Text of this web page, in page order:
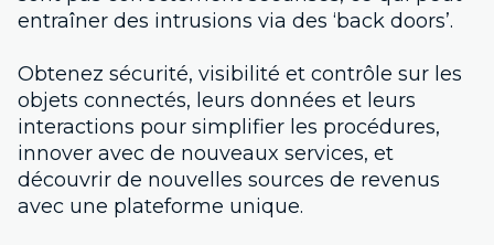
entraîner des intrusions via des ‘back doors’.
Obtenez sécurité, visibilité et contrôle sur les
objets connectés, leurs données et leurs
interactions pour simplifier les procédures,
innover avec de nouveaux services, et
découvrir de nouvelles sources de revenus
avec une plateforme unique.